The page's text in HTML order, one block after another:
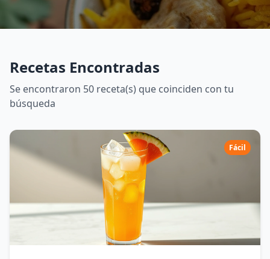
Recetas Encontradas
Se encontraron 50 receta(s) que coinciden con tu
búsqueda
Fácil